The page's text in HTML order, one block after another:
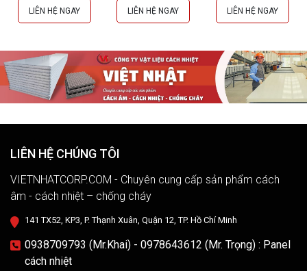
LIÊN HỆ NGAY
Chống Cháy
LIÊN HỆ NGAY LIÊN HỆ NGAY
LIÊN HỆ CHÚNG TÔI
VIETNHATCORP.COM - Chuyên cung cấp sản phẩm cách
âm - cách nhiệt – chống cháy
141 TX52, KP3, P. Thạnh Xuân, Quận 12, TP. Hồ Chí Minh
0938709793 (Mr.Khai) - 0978643612 (Mr. Trọng) : Panel
cách nhiệt